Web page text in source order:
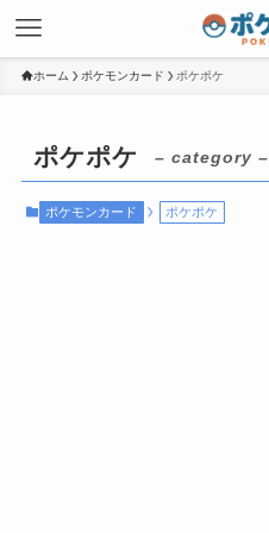
ホーム ポケモンカード ポケポケ
ポケポケ – category –
ポケモンカード ポケポケ